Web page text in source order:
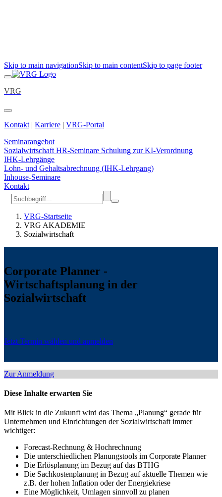
Skip to main navigationSkip to main contentSkip to page footer
VRG
Kontakt | Karriere | VRG-Portal
Seminarangebot
Sozialwirtschaft HR-Seminare Schulung zur KI-Verordnung
IHK-Lehrgänge
Lohn- und Gehaltsabrechnung (IHK-Lehrgang)
Inhouse-Seminare
Kontakt
VRG-Startseite
VRG AKADEMIE
Sozialwirtschaft
Corporate Planner -
Wirtschaftsplanung in der
Sozialwirtschaft
Jetzt Termin wählen und anmelden
Zur Anmeldung
Diese Inhalte erwarten Sie
Mit Blick in die Zukunft wird das Thema „Planung“ gerade für
Unternehmen und Einrichtungen der Sozialwirtschaft immer
wichtiger:
Forecast-Rechnung & Hochrechnung
Die unterschiedlichen Planungstools im Corporate Planner
Die Erlösplanung im Bezug auf das BTHG
Die Sachkostenplanung in Bezug auf aktuelle Themen wie
z.B. der hohen Inflation oder der Energiekriese
Eine Möglichkeit, Umlagen sinnvoll zu planen